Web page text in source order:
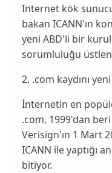
Internet kök
bakan ICANN'ın
yeni ABD'li bir
sorumluluğu
2. .com kaydını
İnternetin en
.com, 1999'dan
Verisign'ın 1 Mart
ICANN ile yaptığı
bitiyor.